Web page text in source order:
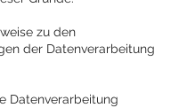
zu den
der Datenverarbeitung
Datenverarbeitung